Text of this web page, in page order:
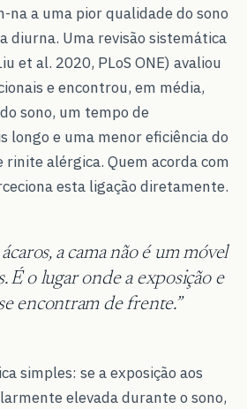
na a uma pior qualidade do sono
diurna. Uma revisão sistemática
et al. 2020, PLoS ONE) avaliou
e encontrou, em média,
sono, um tempo de
longo e uma menor eficiência do
rinite alérgica. Quem acorda com
esta ligação diretamente.
a cama não é um móvel
É o lugar onde a exposição e
encontram de frente.
simples: se a exposição aos
elevada durante o sono,